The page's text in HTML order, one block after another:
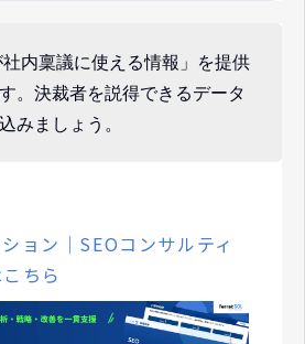
内稟議に使える情報」を提供
。決裁者を説得できるデータ
みましょう。
ョン｜SEOコンサルティ
ちら